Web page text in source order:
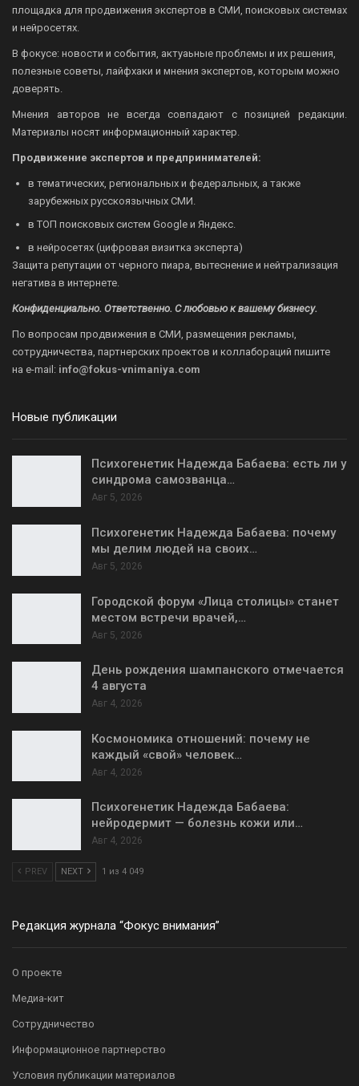
площадка для продвижения экспертов в СМИ, поисковых системах
и нейросетях.
В фокусе: новости и события, актуаьные проблемы и их решения,
полезные советы, лайфхаки и мнения экспертов, которым можно
доверять.
Мнения авторов не всегда совпадают с позицией редакции.
Материалы носят информационный характер.
Продвижение экспертов и предпринимателей:
в тематических, региональных и федеральных, а также
зарубежных русскоязычных СМИ.
в ТОП поисковых систем Google и Яндекс.
в нейросетях (цифровая визитка эксперта)
Защита репутации от черного пиара, вытеснение и нейтрализация
негатива в интернете.
Конфиденциально. Ответственно. С любовью к вашему бизнесу.
По вопросам продвижения в СМИ, размещения рекламы,
сотрудничества, партнерских проектов и коллабораций пишите
на e-mail: info@fokus-vnimaniya.com
Новые публикации
Психогенетик Надежда Бабаева: есть ли у
синдрома самозванца…
Авг 5, 2026
Психогенетик Надежда Бабаева: почему
мы делим людей на своих…
Авг 5, 2026
Городской форум «Лица столицы» станет
местом встречи врачей,…
Авг 5, 2026
День рождения шампанского отмечается
4 августа
Авг 4, 2026
Космономика отношений: почему не
каждый «свой» человек…
Авг 4, 2026
Психогенетик Надежда Бабаева:
нейродермит — болезнь кожи или…
Авг 4, 2026
PREV NEXT 1 из 4 049
Редакция журнала “Фокус внимания”
О проекте
Медиа-кит
Сотрудничество
Информационное партнерство
Условия публикации материалов